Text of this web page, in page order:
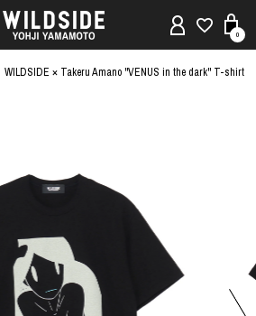
0
WILDSIDE × Takeru Amano "VENUS in the dark" T-shirt